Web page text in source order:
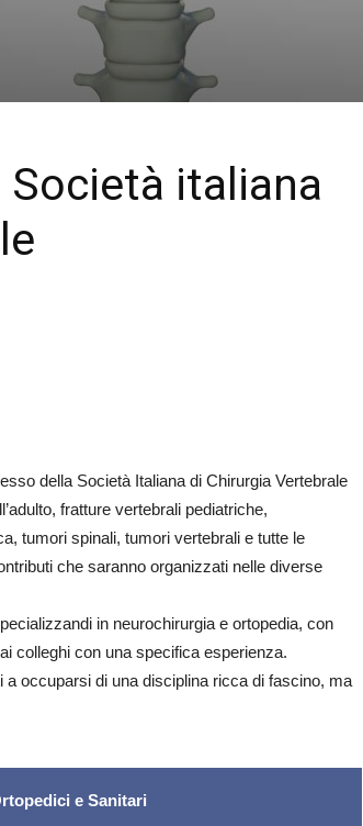
Società italiana
della Società Italiana di Chirurgia Vertebrale
fratture vertebrali pediatriche,
tumori spinali, tumori vertebrali e tutte le
che saranno organizzati nelle diverse
in neurochirurgia e ortopedia, con
colleghi con una specifica esperienza.
occuparsi di una disciplina ricca di fascino, ma
e Sanitari